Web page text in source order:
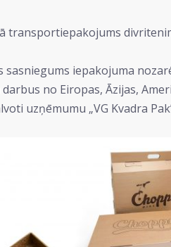
transportiepakojums
iepakojuma
no Eiropas, Āzijas,
uzņēmumu „VG Kvadra